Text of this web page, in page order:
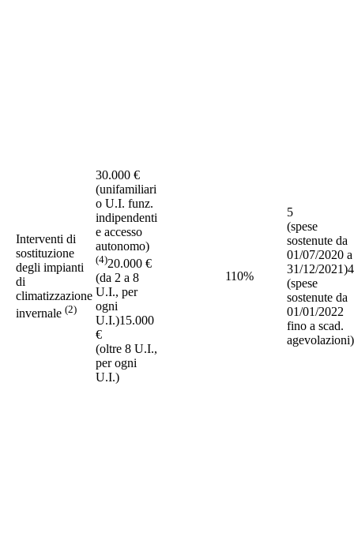
Interventi di
sostituzione
degli impianti
di
climatizzazione
invernale (2)
30.000 €
(unifamiliari
o U.I. funz.
indipendenti
e accesso
autonomo)
(4)20.000 €
(da 2 a 8
U.I., per
ogni
U.I.)15.000
€
(oltre 8 U.I.,
per ogni
U.I.)
110%
5
(spese
sostenute da
01/07/2020 a
31/12/2021)4
(spese
sostenute da
01/01/2022
fino a scad.
agevolazioni)